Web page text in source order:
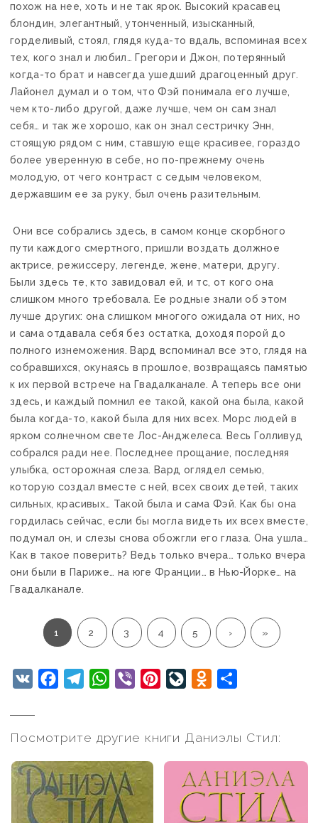
похож на нее, хоть и не так ярок. Высокий красавец
блондин, элегантный, утонченный, изысканный,
горделивый, стоял, глядя куда-то вдаль, вспоминая всех
тех, кого знал и любил… Грегори и Джон, потерянный
когда-то брат и навсегда ушедший драгоценный друг.
Лайонел думал и о том, что Фэй понимала его лучше,
чем кто-либо другой, даже лучше, чем он сам знал
себя… и так же хорошо, как он знал сестричку Энн,
стоящую рядом с ним, ставшую еще красивее, гораздо
более уверенную в себе, но по-прежнему очень
молодую, от чего контраст с седым человеком,
державшим ее за руку, был очень разительным.
Они все собрались здесь, в самом конце скорбного
пути каждого смертного, пришли воздать должное
актрисе, режиссеру, легенде, жене, матери, другу.
Были здесь те, кто завидовал ей, и тс, от кого она
слишком много требовала. Ее родные знали об этом
лучше других: она слишком многого ожидала от них, но
и сама отдавала себя без остатка, доходя порой до
полного изнеможения. Вард вспоминал все это, глядя на
собравшихся, окунаясь в прошлое, возвращаясь памятью
к их первой встрече на Гвадалканале. А теперь все они
здесь, и каждый помнил ее такой, какой она была, какой
была когда-то, какой была для них всех. Морс людей в
ярком солнечном свете Лос-Анджелеса. Весь Голливуд
собрался ради нее. Последнее прощание, последняя
улыбка, осторожная слеза. Вард оглядел семью,
которую создал вместе с ней, всех своих детей, таких
сильных, красивых… Такой была и сама Фэй. Как бы она
гордилась сейчас, если бы могла видеть их всех вместе,
подумал он, и слезы снова обожгли его глаза. Она ушла…
Как в такое поверить? Ведь только вчера… только вчера
они были в Париже… на юге Франции… в Нью-Йорке… на
Гвадалканале.
1 2 3 4 5 › »
VK FacebookTelegramWhatsApp
Viber PinterestLiveJournalOdnoklassniki
Посмотрите другие книги Даниэлы Стил: